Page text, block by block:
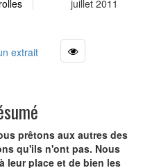
juillet 2011
extrait
prêtons aux autres des
qu'ils n'ont pas. Nous
leur place et de bien les